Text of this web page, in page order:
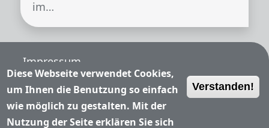
im…
Fußzeile
Impressum
Nutzungsbedingungen
Datenschutzerklärung
Diese Webseite verwendet Cookies,
um Ihnen die Benutzung so einfach
wie möglich zu gestalten. Mit der
Nutzung der Seite erklären Sie sich
Verstanden!